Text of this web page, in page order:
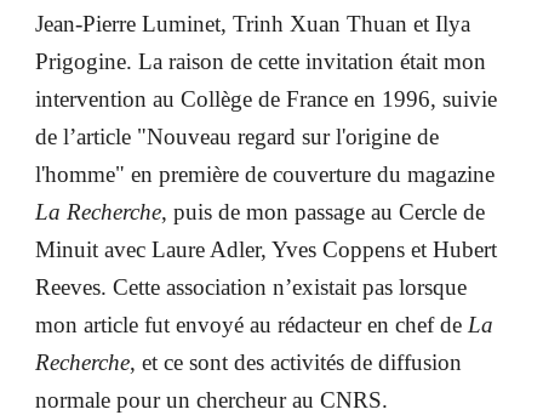
Jean-Pierre Luminet, Trinh Xuan Thuan et Ilya
Prigogine. La raison de cette invitation était mon
intervention au Collège de France en 1996, suivie
de l’article "Nouveau regard sur l'origine de
l'homme" en première de couverture du magazine
La Recherche, puis de mon passage au Cercle de
Minuit avec Laure Adler, Yves Coppens et Hubert
Reeves. Cette association n’existait pas lorsque
mon article fut envoyé au rédacteur en chef de La
Recherche, et ce sont des activités de diffusion
normale pour un chercheur au CNRS.